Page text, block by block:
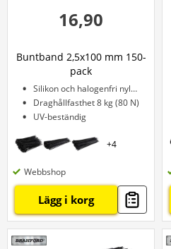
16,90
Buntband 2,5x100 mm 150-
pack
Silikon och halogenfri nylon
Draghållfasthet 8 kg (80 N)
UV-beständig
+4
Webbshop
Lägg i korg